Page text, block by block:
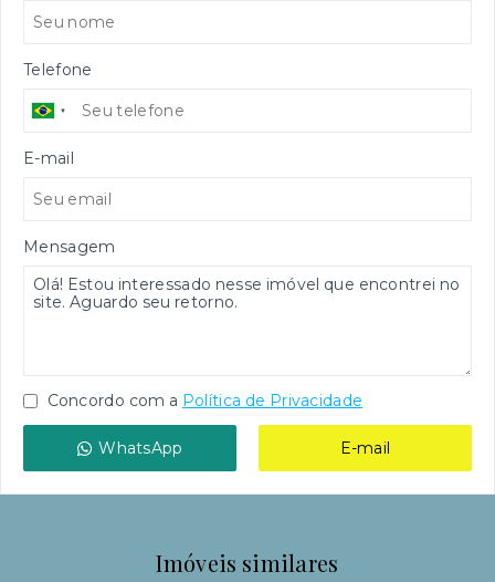
Telefone
E-mail
Mensagem
Concordo com a Política de Privacidade
WhatsApp E-mail
Imóveis similares